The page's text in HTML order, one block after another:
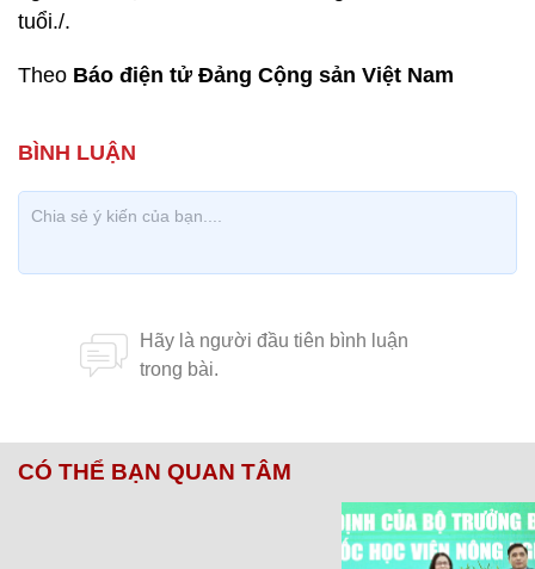
tuổi./.
Theo Báo điện tử Đảng Cộng sản Việt Nam
CÓ THỂ BẠN QUAN TÂM